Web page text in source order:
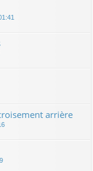
arrière